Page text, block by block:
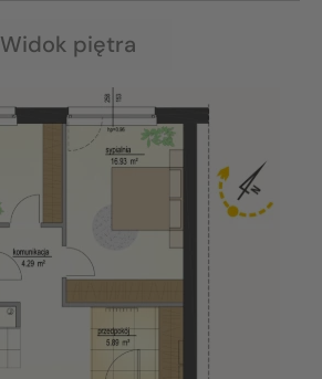
Widok piętra